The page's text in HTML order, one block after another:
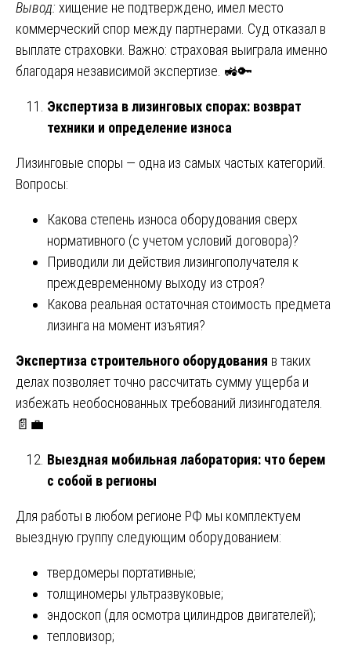
Вывод: хищение не подтверждено, имел место
коммерческий спор между партнерами. Суд отказал в
выплате страховки. Важно: страховая выиграла именно
благодаря независимой экспертизе. 🚜🔑
Экспертиза в лизинговых спорах: возврат
техники и определение износа
Лизинговые споры — одна из самых частых категорий.
Вопросы:
Какова степень износа оборудования сверх
нормативного (с учетом условий договора)?
Приводили ли действия лизингополучателя к
преждевременному выходу из строя?
Какова реальная остаточная стоимость предмета
лизинга на момент изъятия?
Экспертиза строительного оборудования в таких
делах позволяет точно рассчитать сумму ущерба и
избежать необоснованных требований лизингодателя.
📄💼
Выездная мобильная лаборатория: что берем
с собой в регионы
Для работы в любом регионе РФ мы комплектуем
выездную группу следующим оборудованием:
твердомеры портативные;
толщиномеры ультразвуковые;
эндоскоп (для осмотра цилиндров двигателей);
тепловизор;